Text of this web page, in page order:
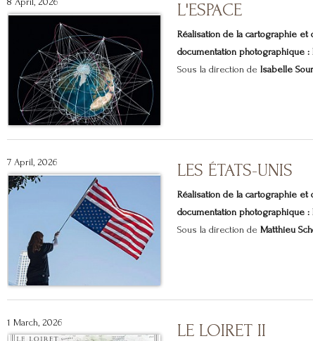
L'ESPACE
Réalisation de la cartographie
documentation photographique :
Sous la direction deIsabelle
7 April, 2026 LES ÉTATS-UNIS
Réalisation de la cartographie
documentation photographique :
Sous la direction deMatthieu
1 March, 2026 LE LOIRET II